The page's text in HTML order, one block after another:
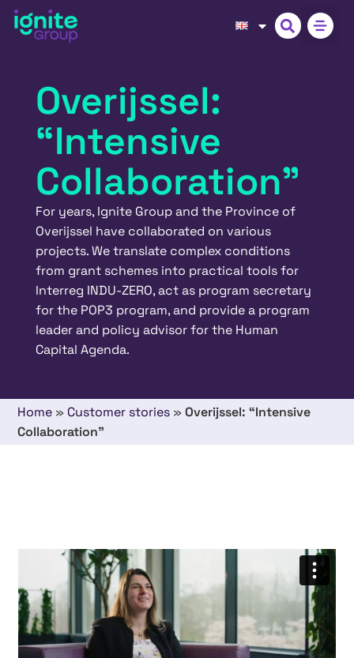
Overijssel:
“Intensive
Collaboration”
For years, Ignite Group and the Province of
Overijssel have collaborated on various
projects. We translate complex conditions
from grant schemes into practical tools for
Interreg INDU-ZERO, act as program secretary
for the POP3 program, and provide a program
leader and policy advisor for the Human
Capital Agenda.
Home » Customer stories »Overijssel: “Intensive
Collaboration”